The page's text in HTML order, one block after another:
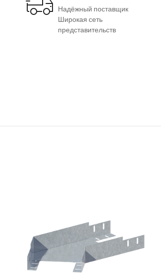
Надёжный поставщик
Широкая сеть
представительств